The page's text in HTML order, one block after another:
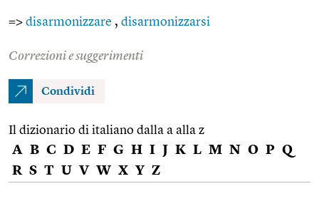
=> disarmonizzare , disarmonizzarsi
Correzioni e suggerimenti
Condividi
Il dizionario di italiano dalla a alla z
A B C D E F G H I J K L M N O P Q
R S T U V W X Y Z